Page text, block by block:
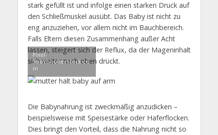
stark gefüllt ist und infolge einen starken Druck auf
den Schließmuskel ausübt. Das Baby ist nicht zu
eng anzuziehen, vor allem nicht im Bauchbereich.
Falls Eltern diesen Zusammenhang außer Acht
lassen, steigert sich der Reflux, da der Mageninhalt
sich weiter nach oben drückt.
Pixel-
Shot/shutterstock.co
m
Die Babynahrung ist zweckmäßig anzudicken –
beispielsweise mit Speisestärke oder Haferflocken.
Dies bringt den Vorteil, dass die Nahrung nicht so